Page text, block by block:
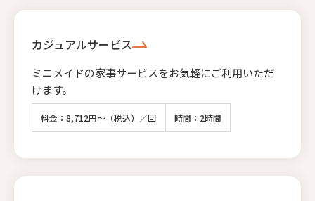
カジュアルサービス
ミニメイドの家事サービスをお気軽にご利用いただ
けます。
料金：8,712円～（税込）／回 時間：2時間